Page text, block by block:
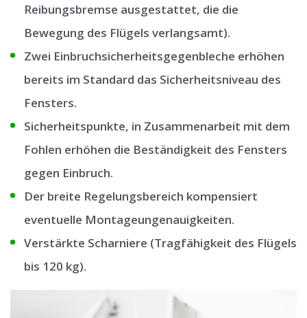
Reibungsbremse ausgestattet, die die
Bewegung des Flügels verlangsamt).
Zwei Einbruchsicherheitsgegenbleche erhöhen
bereits im Standard das Sicherheitsniveau des
Fensters.
Sicherheitspunkte, in Zusammenarbeit mit dem
Fohlen erhöhen die Beständigkeit des Fensters
gegen Einbruch.
Der breite Regelungsbereich kompensiert
eventuelle Montageungenauigkeiten.
Verstärkte Scharniere (Tragfähigkeit des Flügels
bis 120 kg).